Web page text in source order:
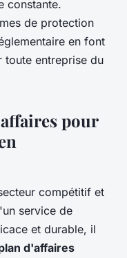
constante.
de protection
en font
toute entreprise du
pour
compétitif et
service de
et durable, il
d'affaires